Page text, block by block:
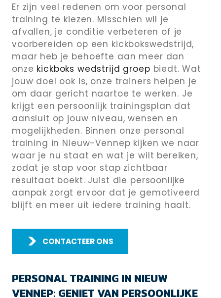
Er zijn veel redenen om voor personal
training te kiezen. Misschien wil je
afvallen, je conditie verbeteren of je
voorbereiden op een kickbokswedstrijd,
maar heb je behoefte aan meer dan
onze kickboks wedstrijd groep biedt. Wat
jouw doel ook is, onze trainers helpen je
om daar gericht naartoe te werken. Je
krijgt een persoonlijk trainingsplan dat
aansluit op jouw niveau, wensen en
mogelijkheden. Binnen onze personal
training in Nieuw-Vennep kijken we naar
waar je nu staat en wat je wilt bereiken,
zodat je stap voor stap zichtbaar
resultaat boekt. Juist die persoonlijke
aanpak zorgt ervoor dat je gemotiveerd
blijft en meer uit iedere training haalt.
CONTACTEER ONS
PERSONAL TRAINING IN NIEUW
VENNEP: GENIET VAN PERSOONLIJKE